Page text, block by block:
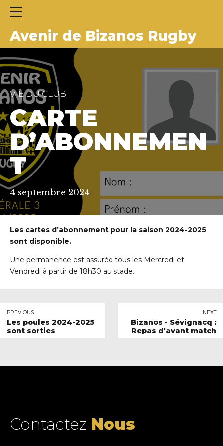
Avenir de Bizanos Rugby
VIE DU CLUB
CARTE
D’ABONNEMEN
T
4 septembre 2024
Les cartes d’abonnement pour la saison 2024-2025
sont disponible.
Une permanence est assurée tous les Mercredi et
Vendredi à partir de 18h30 au stade.
PREVIOUS
Les poules 2024-2025
sont sorties
NEXT
Bizanos - Sévignacq :
Repas d'avant match
Contactez Nous